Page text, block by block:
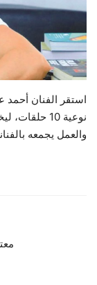
حياة
استقر الفنان
نوعية 10
والعمل يجمعه